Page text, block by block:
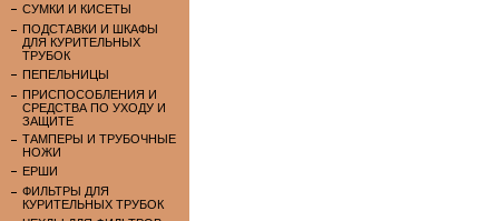
СУМКИ И КИСЕТЫ
ПОДСТАВКИ И ШКАФЫ
ДЛЯ КУРИТЕЛЬНЫХ
ТРУБОК
ПЕПЕЛЬНИЦЫ
ПРИСПОСОБЛЕНИЯ И
СРЕДСТВА ПО УХОДУ И
ЗАЩИТЕ
ТАМПЕРЫ И ТРУБОЧНЫЕ
НОЖИ
ЕРШИ
ФИЛЬТРЫ ДЛЯ
КУРИТЕЛЬНЫХ ТРУБОК